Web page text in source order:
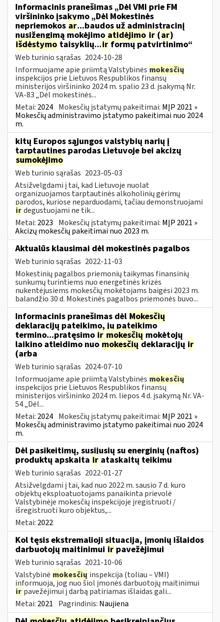
Informacinis pranešimas „Dėl VMI prie FM
viršininko įsakymo „Dėl Mokestinės
nepriemokos ar...baudos už administracinį
nusižengimą mokėjimo atidėjimo ir (ar)
išdėstymo taisyklių...irformų patvirtinimo“
Web turinio sąrašas 2024-10-28
Informuojame apie priimtą Valstybinės mokesčių
inspekcijos prie Lietuvos Respublikos finansų
ministerijos viršininko 2024 m. spalio 23 d. įsakymą Nr.
VA-83 „Dėl mokestinės...
Metai: 2024 Mokesčių įstatymų pakeitimai: MĮP 2021 »
Mokesčių administravimo įstatymo pakeitimai nuo 2024
m.
kitų Europos sąjungos valstybių narių į
tarptautines parodas Lietuvoje bei akcizų
sumokėjimo
Web turinio sąrašas 2023-05-03
Atsižvelgdami į tai, kad Lietuvoje nuolat
organizuojamos tarptautinės alkoholinių gėrimų
parodos, kuriose neparduodami, tačiau demonstruojami
irdegustuojami ne tik...
Metai: 2023 Mokesčių įstatymų pakeitimai: MĮP 2021 »
Akcizų mokesčių pakeitimai nuo 2023 m.
Aktualūs klausimai dėl mokestinės pagalbos
Web turinio sąrašas 2022-11-03
Mokestinių pagalbos priemonių taikymas finansinių
sunkumų turintiems nuo energetinės krizės
nukentėjusiems mokesčių mokėtojams baigėsi 2023 m.
balandžio 30 d. Mokestinės pagalbos priemonės buvo...
Informacinis pranešimas dėl Mokesčių
deklaracijų pateikimo, jų pateikimo
termino...pratęsimo ir mokesčių mokėtojų
laikino atleidimo nuomokesčiųdeklaracijų ir
(arba
Web turinio sąrašas 2024-07-10
Informuojame apie priimtą Valstybinės mokesčių
inspekcijos prie Lietuvos Respublikos finansų
ministerijos viršininko 2024 m. liepos 4 d. įsakymą Nr. VA-
54 „Dėl...
Metai: 2024 Mokesčių įstatymų pakeitimai: MĮP 2021 »
Mokesčių administravimo įstatymo pakeitimai nuo 2024
m.
Dėl pasikeitimų, susijusių su energinių (naftos)
produktų apskaita ir ataskaitų teikimu
Web turinio sąrašas 2022-01-27
Atsižvelgdami į tai, kad nuo 2022 m. sausio 7 d. kuro
objektų eksploatuotojams panaikinta prievolė
Valstybinėje mokesčių inspekcijoje įregistruoti /
išregistruoti kuro objektus,...
Metai: 2022
Kol tęsis ekstremalioji situacija, įmonių išlaidos
darbuotojų maitinimui ir pavežėjimui
Web turinio sąrašas 2021-10-06
Valstybinė mokesčių inspekcija (toliau – VMI)
informuoja, jog nuo šiol įmonės darbuotojų maitinimui
ir pavežėjimui į darbą patiriamas išlaidas gali...
Metai: 2021 Pagrindinis: Naujiena